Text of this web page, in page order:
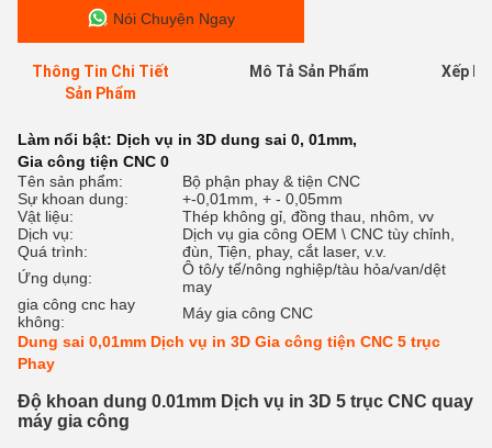
Nói Chuyện Ngay
Thông Tin Chi Tiết
Sản Phẩm
Mô Tả Sản Phẩm Xếp
Làm nổi bật: Dịch vụ in 3D dung sai 0, 01mm,
Gia công tiện CNC 0
Tên sản phẩm:
Bộ phận phay & tiện CNC
Sự khoan dung:
+-0,01mm, + - 0,05mm
Vật liệu:
Thép không gỉ, đồng thau, nhôm, vv
Dịch vụ:
Dịch vụ gia công OEM \ CNC tùy chỉnh,
Quá trình:
đùn, Tiện, phay, cắt laser, v.v.
Ứng dụng:
Ô tô/y tế/nông nghiệp/tàu hỏa/van/dệt
may
gia công cnc hay
không:
Máy gia công CNC
Dung sai 0,01mm Dịch vụ in 3D Gia công tiện CNC 5 trục
Phay
Độ khoan dung 0.01mm Dịch vụ in 3D 5 trục CNC quay
máy gia công